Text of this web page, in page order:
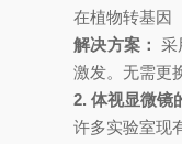
在植物转基因
解决方案： 采
激发。无需更
2. 体视显微镜
许多实验室现